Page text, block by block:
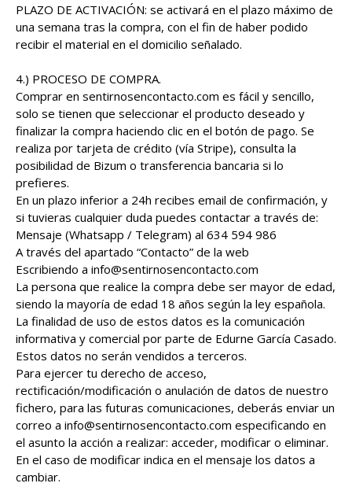
PLAZO DE ACTIVACIÓN: se activará en el plazo máximo de
una semana tras la compra, con el fin de haber podido
recibir el material en el domicilio señalado.
4.) PROCESO DE COMPRA.
Comprar en sentirnosencontacto.com es fácil y sencillo,
solo se tienen que seleccionar el producto deseado y
finalizar la compra haciendo clic en el botón de pago. Se
realiza por tarjeta de crédito (vía Stripe), consulta la
posibilidad de Bizum o transferencia bancaria si lo
prefieres.
En un plazo inferior a 24h recibes email de confirmación, y
si tuvieras cualquier duda puedes contactar a través de:
Mensaje (Whatsapp / Telegram) al 634 594 986
A través del apartado “Contacto” de la web
Escribiendo a info@sentirnosencontacto.com
La persona que realice la compra debe ser mayor de edad,
siendo la mayoría de edad 18 años según la ley española.
La finalidad de uso de estos datos es la comunicación
informativa y comercial por parte de Edurne García Casado.
Estos datos no serán vendidos a terceros.
Para ejercer tu derecho de acceso,
rectificación/modificación o anulación de datos de nuestro
fichero, para las futuras comunicaciones, deberás enviar un
correo a info@sentirnosencontacto.com especificando en
el asunto la acción a realizar: acceder, modificar o eliminar.
En el caso de modificar indica en el mensaje los datos a
cambiar.